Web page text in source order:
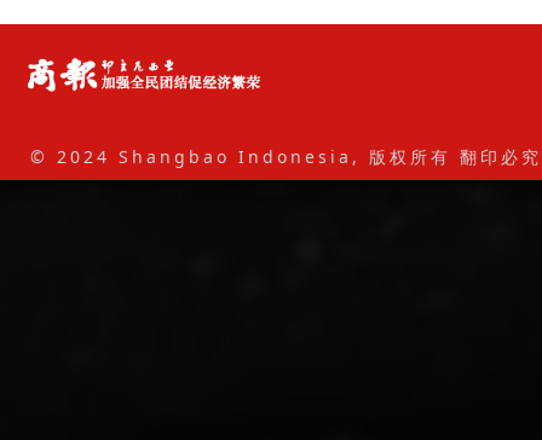
© 2024 Shangbao Indonesia, 版权所有 翻印必